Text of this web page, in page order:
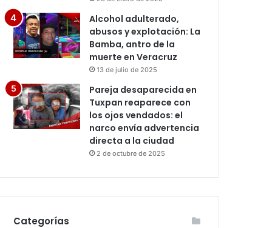
Alcohol adulterado,
abusos y explotación: La
Bamba, antro de la
muerte en Veracruz
13 de julio de 2025
Pareja desaparecida en
Tuxpan reaparece con
los ojos vendados: el
narco envía advertencia
directa a la ciudad
2 de octubre de 2025
Categorías